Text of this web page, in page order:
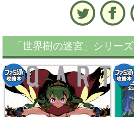
「世界樹の迷宮」シリーズ